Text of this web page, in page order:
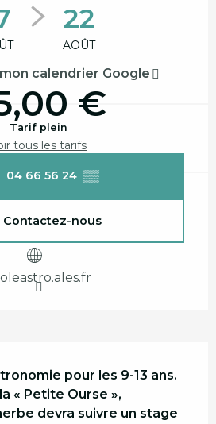
22
AOÛT
calendrier Google
€
Tarif plein
tous les tarifs
04 66 56 24 ▒▒
Contactez-nous
pour les 9-13 ans.
« Petite Ourse »,
devra suivre un stage